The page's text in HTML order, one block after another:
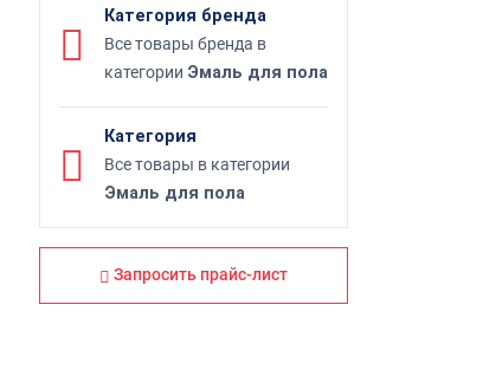
Категория бренда
Все товары бренда в
категории Эмаль для пола
Категория
Все товары в категории
Эмаль для пола
Запросить прайс-лист